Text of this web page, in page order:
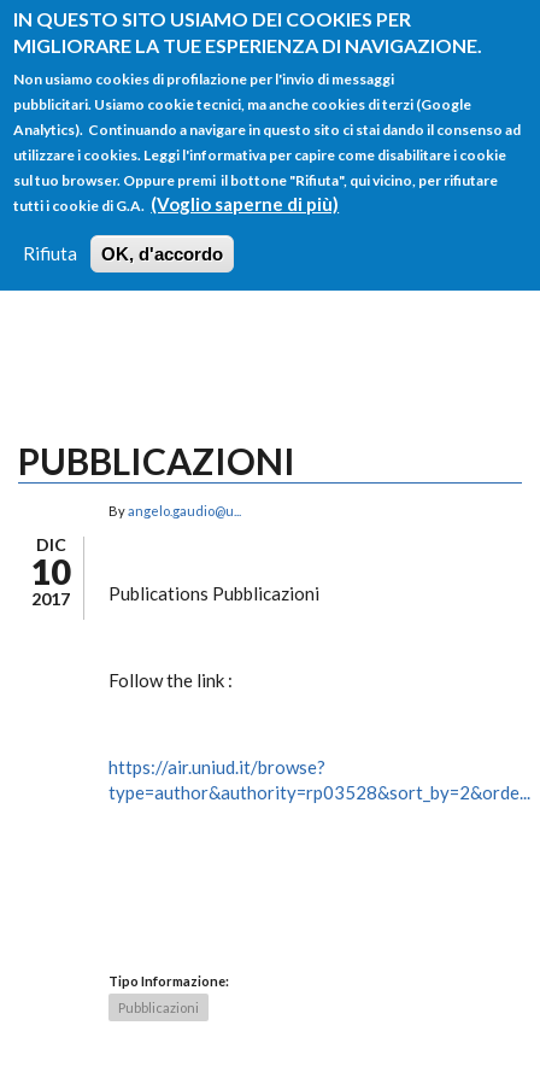
IN QUESTO SITO USIAMO DEI COOKIES PER
MIGLIORARE LA TUE ESPERIENZA DI NAVIGAZIONE.
Non usiamo cookies di profilazione per l'invio di messaggi
pubblicitari. Usiamo cookie tecnici, ma anche cookies di terzi (Google
Analytics). Continuando a navigare in questo sito ci stai dando il consenso ad
utilizzare i cookies. Leggi l'informativa per capire come disabilitare i cookie
sul tuo browser. Oppure premi il bottone "Rifiuta", qui vicino, per rifiutare
tutti i cookie di G.A. (Voglio saperne di più)
Rifiuta OK, d'accordo
Salta al contenuto principale
FORM
DI
RICERCA
Main menu
HOME TUTTI I PROFILI
LOGIN
PUBBLICAZIONI
DIC
10
2017
Byangelo.gaudio@u...
Publications Pubblicazioni
Follow the link :
https://air.uniud.it/browse?
type=author&authority=rp03528&sort_by=2&orde...
Tipo Informazione:
Pubblicazioni